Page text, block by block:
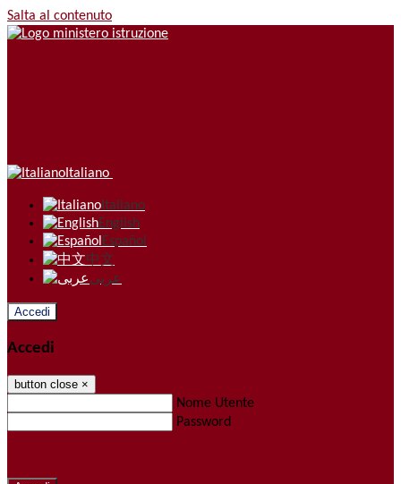
Salta al contenuto
Italiano
Italiano
English
Español
中文
عربى
Accedi
Accedi
button close ×
Nome Utente
Password